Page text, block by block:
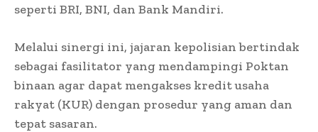
seperti BRI, BNI, dan Bank Mandiri.
Melalui sinergi ini, jajaran kepolisian bertindak
sebagai fasilitator yang mendampingi Poktan
binaan agar dapat mengakses kredit usaha
rakyat (KUR) dengan prosedur yang aman dan
tepat sasaran.